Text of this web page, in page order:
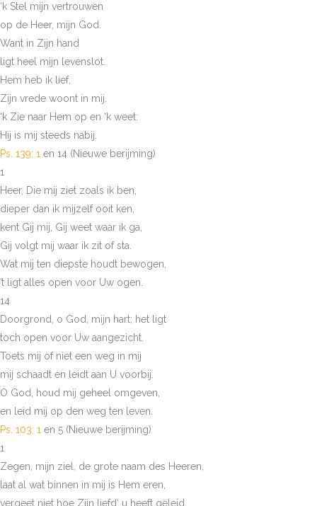
‘k Stel mijn vertrouwen
op de Heer, mijn God.
Want in Zijn hand
ligt heel mijn levenslot.
Hem heb ik lief,
Zijn vrede woont in mij.
‘k Zie naar Hem op en ‘k weet:
Hij is mij steeds nabij.
Ps. 139: 1 en 14 (Nieuwe berijming)
1
Heer, Die mij ziet zoals ik ben,
dieper dan ik mijzelf ooit ken,
kent Gij mij, Gij weet waar ik ga,
Gij volgt mij waar ik zit of sta.
Wat mij ten diepste houdt bewogen,
’t ligt alles open voor Uw ogen.
14
Doorgrond, o God, mijn hart; het ligt
toch open voor Uw aangezicht.
Toets mij of niet een weg in mij
mij schaadt en leidt aan U voorbij.
O God, houd mij geheel omgeven,
en leid mij op den weg ten leven.
Ps. 103: 1 en 5 (Nieuwe berijming)
1
Zegen, mijn ziel, de grote naam des Heeren,
laat al wat binnen in mij is Hem eren,
vergeet niet hoe Zijn liefd’ u heeft geleid,